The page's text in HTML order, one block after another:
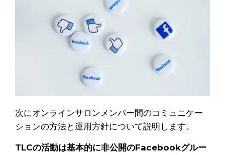
次にオンラインサロンメンバー間のコミュニケー
ションの方法と運用方針について説明します。
TLCの活動は基本的に非公開のFacebookグルー